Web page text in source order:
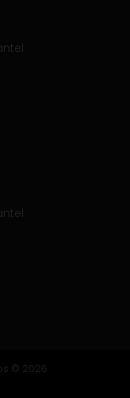
© 2026